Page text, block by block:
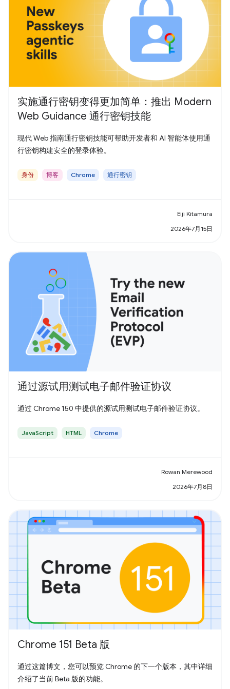
实施通行密钥变得更加简单：推出 Modern
Web Guidance 通行密钥技能
现代 Web 指南通行密钥技能可帮助开发者和 AI 智能体使用通
行密钥构建安全的登录体验。
身份 博客 Chrome 通行密钥
Eiji Kitamura
2026年7月15日
通过源试用测试电子邮件验证协议
通过 Chrome 150 中提供的源试用测试电子邮件验证协议。
JavaScript HTML Chrome
Rowan Merewood
2026年7月8日
Chrome 151 Beta 版
通过这篇博文，您可以预览 Chrome 的下一个版本，其中详细
介绍了当前 Beta 版的功能。